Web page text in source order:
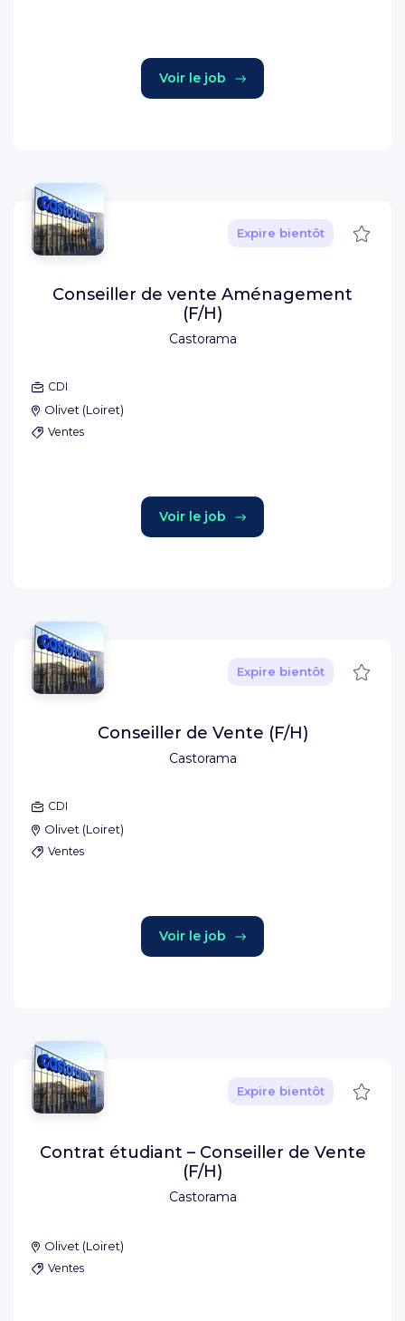
Voir le job
Castorama
Expire bientôt
Conseiller de vente Aménagement
(F/H)
CDI
Olivet (Loiret)
Ventes
Voir le job
Castorama
Expire bientôt
Conseiller de Vente (F/H)
CDI
Olivet (Loiret)
Ventes
Voir le job
Castorama
Expire bientôt
Contrat étudiant – Conseiller de Vente
(F/H)
Olivet (Loiret)
Ventes